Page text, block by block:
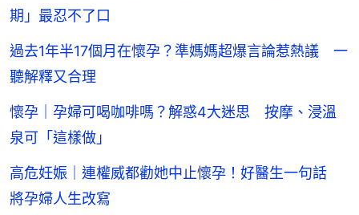
期」最忍不了口
過去1年半17個月在懷孕？準媽媽超爆言論惹熱議 一
聽解釋又合理
懷孕｜孕婦可喝咖啡嗎？解惑4大迷思 按摩、浸溫
泉可「這樣做」
高危妊娠｜連權威都勸她中止懷孕！好醫生一句話
將孕婦人生改寫